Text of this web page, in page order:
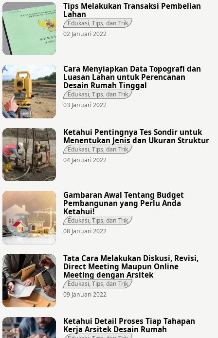
Tips Melakukan Transaksi Pembelian
Lahan
Edukasi, Tips, dan Trik
02 Januari 2022
Cara Menyiapkan Data Topografi dan
Luasan Lahan untuk Perencanan
Desain Rumah Tinggal
Edukasi, Tips, dan Trik
03 Januari 2022
Ketahui Pentingnya Tes Sondir untuk
Menentukan Jenis dan Ukuran Struktur
Edukasi, Tips, dan Trik
04 Januari 2022
Gambaran Awal Tentang Budget
Pembangunan yang Perlu Anda
Ketahui!
Edukasi, Tips, dan Trik
08 Januari 2022
Tata Cara Melakukan Diskusi, Revisi,
Direct Meeting Maupun Online
Meeting dengan Arsitek
Edukasi, Tips, dan Trik
09 Januari 2022
Ketahui Detail Proses Tiap Tahapan
Kerja Arsitek Desain Rumah